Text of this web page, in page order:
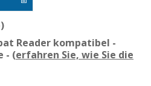
Reader kompatibel -
- (erfahren Sie, wie Sie die